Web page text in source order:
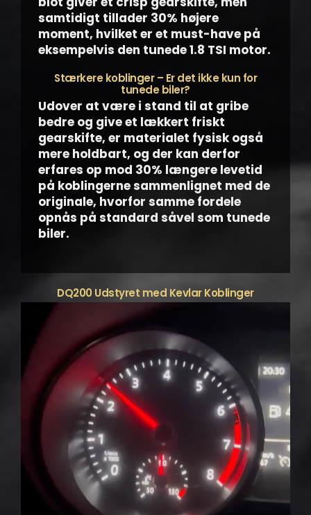
samtidigt tillader 30% højere
moment, hvilket er et must-have på
eksempelvis den tunede 1.8 TSI motor.
Stærkere koblinger – Er det ikke kun for
tunede biler?
Udover at være i stand til at gribe
bedre og give et lækkert friskt
gearskifte, er materialet fysisk også
mere holdbart, og der kan derfor
erfares op mod 30% længere levetid
på koblingerne sammenlignet med de
originale, hvorfor samme fordele
opnås på standard såvel som tunede
biler.
DQ200 Udstyret med Kevlar Koblinger